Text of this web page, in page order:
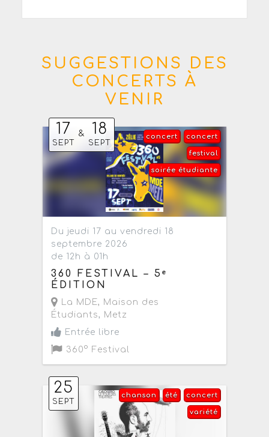
SUGGESTIONS DES
CONCERTS À
VENIR
17
SEPT
& 18
SEPT
concert
concert
festival
soirée étudiante
Du jeudi 17 au vendredi 18
septembre 2026
de 12h à 01h
360 FESTIVAL – 5ᵉ
ÉDITION
La MDE, Maison des
Étudiants, Metz
Entrée libre
360° Festival
25
SEPT
concert
été
chanson
variété